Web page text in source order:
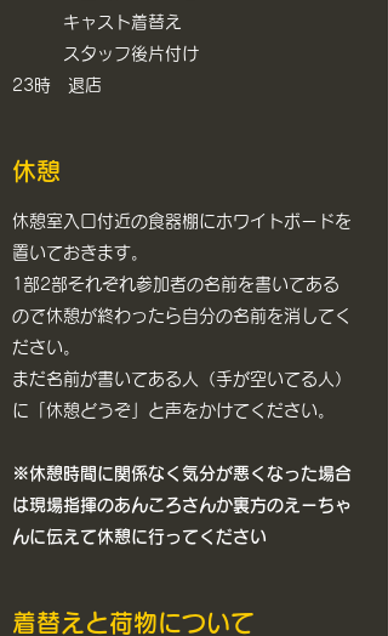
​ キャスト着替え
​ スタッフ後片付け
​23時 退店
休憩
休憩室入口付近の食器棚にホワイトボードを
置いておきます。
1部2部それぞれ参加者の名前を書いてある
ので休憩が終わったら自分の名前を消してく
ださい。
​まだ名前が書いてある人（手が空いてる人）
に「休憩どうぞ」と声をかけてください。
※休憩時間に関係なく気分が悪くなった場合
は現場指揮のあんころさんか裏方のえーちゃ
んに伝えて休憩に行ってください
着替えと荷物について